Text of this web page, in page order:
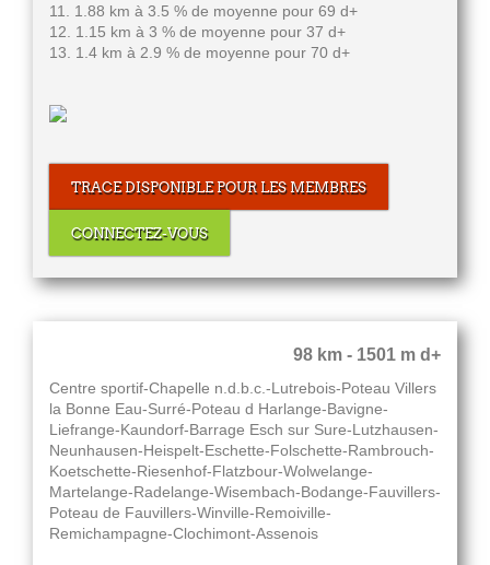
11. 1.88 km à 3.5 % de moyenne pour 69 d+
12. 1.15 km à 3 % de moyenne pour 37 d+
13. 1.4 km à 2.9 % de moyenne pour 70 d+
TRACE DISPONIBLE POUR LES MEMBRES
CONNECTEZ-VOUS
98 km - 1501 m d+
Centre sportif-Chapelle n.d.b.c.-Lutrebois-Poteau Villers
la Bonne Eau-Surré-Poteau d Harlange-Bavigne-
Liefrange-Kaundorf-Barrage Esch sur Sure-Lutzhausen-
Neunhausen-Heispelt-Eschette-Folschette-Rambrouch-
Koetschette-Riesenhof-Flatzbour-Wolwelange-
Martelange-Radelange-Wisembach-Bodange-Fauvillers-
Poteau de Fauvillers-Winville-Remoiville-
Remichampagne-Clochimont-Assenois